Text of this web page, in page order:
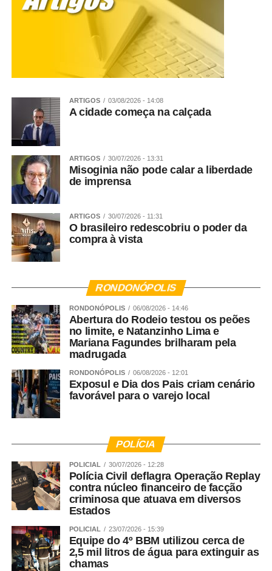
adultos ensinam, na prática, uma das habilidades mais
importantes da infância: resolver conflitos com respeito,
empatia e inteligência emocional.
Motta: projeto que aumenta pena para
antes
Sobre o Fadelito:
Infantil, com atuação voltada à valorização da primeira
infância como uma fase decisiva para o desenvolvimento
cognitivo, emocional, social e físico das crianças. Com 36
Paulo e interior do Estado de São Paulo, a rede já
contribuiu para a formação de mais de 35 mil crianças e
conta atualmente com cerca de 1.600 colaboradores.
6 anos, o Fadelito possui metodologia própria,
desenvolvida por um comitê pedagógico multidisciplinar
e aprimorada continuamente a partir de estudos e novas
descobertas da Educação Infantil. Entre seus diferenciais
está o Baby Learning, programa multidisciplinar criado
para bebês do berçário, que integra conhecimentos de
Pediatria, Fisioterapia e Pedagogia para estimular, de
forma planejada e respeitosa, o desenvolvimento motor,
cognitivo, emocional e social de cada criança,
considerando as particularidades de cada fase da
Fadelito trabalha ativamente para fortalecer a
é investir no desenvolvimento humano e no futuro da
sociedade.
WhatsApp
Facebook
TwitterMessenger
ARTIGOS 03/08/2026 - 14:08
A cidade começa na calçada
ARTIGOS 30/07/2026 - 13:31
Misoginia não pode calar a liberdade
de imprensa
ARTIGOS 30/07/2026 - 11:31
O brasileiro redescobriu o poder da
compra à vista
RONDONÓPOLIS
RONDONÓPOLIS 06/08/2026 - 14:46
Abertura do Rodeio testou os peões
no limite, e Natanzinho Lima e
Mariana Fagundes brilharam pela
madrugada
RONDONÓPOLIS 06/08/2026 - 12:01
Exposul e Dia dos Pais criam cenário
favorável para o varejo local
POLÍCIA
POLICIAL 30/07/2026 - 12:28
Polícia Civil deflagra Operação Replay
contra núcleo financeiro de facção
criminosa que atuava em diversos
Estados
POLICIAL 23/07/2026 - 15:39
Equipe do 4º BBM utilizou cerca de
2,5 mil litros de água para extinguir as
chamas